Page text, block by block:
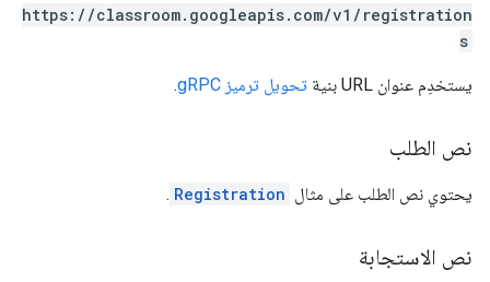
https://classroom.googleapis.com/v1/registration
s
يستخدِم عنوان URL بنية تحويل ترميز gRPC .
نص الطلب
يحتوي نص الطلب على مثال Registration
.
نص الاستجابة